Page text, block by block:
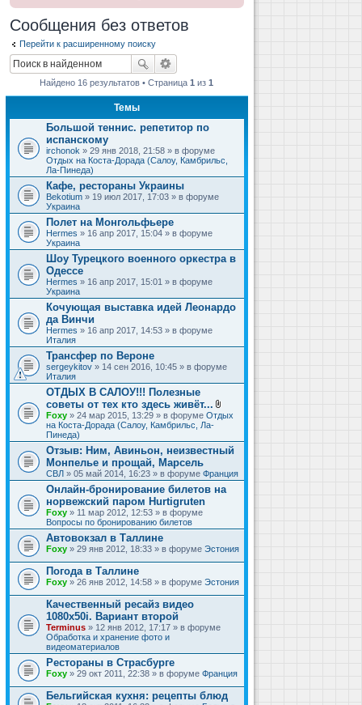
Сообщения без ответов
Перейти к расширенному поиску
Найдено 16 результатов • Страница1 из1
Темы
Большой теннис. репетитор по
испанскому
irchonok » 29 янв 2018, 21:58 » в форуме
Отдых на Коста-Дорада (Салоу, Камбрильс,
Ла-Пинеда)
Кафе, рестораны Украины
Bekotium » 19 июл 2017, 17:03 » в форуме
Украина
Полет на Монгольфьере
Hermes » 16 апр 2017, 15:04 » в форуме
Украина
Шоу Турецкого военного оркестра в
Одессе
Hermes » 16 апр 2017, 15:01 » в форуме
Украина
Кочующая выставка идей Леонардо
да Винчи
Hermes » 16 апр 2017, 14:53 » в форуме
Италия
Трансфер по Вероне
sergeykitov » 14 сен 2016, 10:45 » в форуме
Италия
ОТДЫХ В САЛОУ!!! Полезные
советы от тех кто здесь живёт...
В
л
ж
е
и
я
Foxy » 24 мар 2015, 13:29 » в форуме Отдых
на Коста-Дорада (Салоу, Камбрильс, Ла-
Пинеда)
Отзыв: Ним, Авиньон, неизвестный
Монпелье и прощай, Марсель
СВЛ » 05 май 2014, 16:23 » в форуме Франция
Онлайн-бронирование билетов на
норвежский паром Hurtigruten
Foxy » 11 мар 2012, 12:53 » в форуме
Вопросы по бронированию билетов
Автовокзал в Таллине
Foxy » 29 янв 2012, 18:33 » в форуме Эстония
Погода в Таллине
Foxy » 26 янв 2012, 14:58 » в форуме Эстония
Качественный ресайз видео
1080x50i. Вариант второй
Terminus » 12 янв 2012, 17:17 » в форуме
Обработка и хранение фото и
видеоматериалов
Рестораны в Страсбурге
Foxy » 29 окт 2011, 22:38 » в форуме Франция
Бельгийская кухня: рецепты блюд